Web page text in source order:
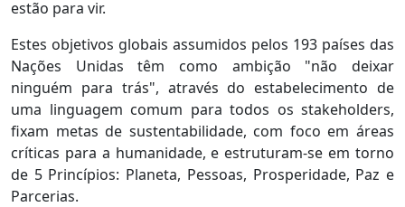
estão para vir.
Estes objetivos globais assumidos pelos 193 países das
Nações Unidas têm como ambição "não deixar
ninguém para trás", através do estabelecimento de
uma linguagem comum para todos os stakeholders,
fixam metas de sustentabilidade, com foco em áreas
críticas para a humanidade, e estruturam-se em torno
de 5 Princípios: Planeta, Pessoas, Prosperidade, Paz e
Parcerias.